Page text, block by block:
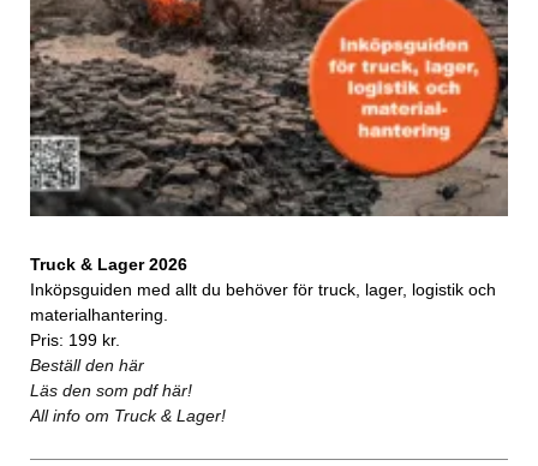
Truck & Lager 2026
Inköpsguiden med allt du behöver för truck, lager, logistik och
materialhantering.
Pris: 199 kr.
Beställ den här
Läs den som pdf här!
All info om Truck & Lager!